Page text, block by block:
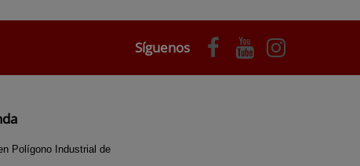
Síguenos
Polígono Industrial de